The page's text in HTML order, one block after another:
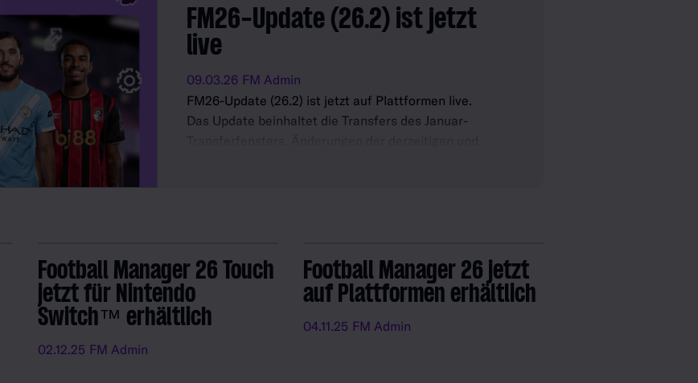
FM26-Update (26.2) ist jetzt
live
09.03.26 FM Admin
FM26-Update (26.2) ist jetzt auf Plattformen live.
Das Update beinhaltet die Transfers des Januar-
Football Manager 26 Touch
jetzt für Nintendo
Switch™ erhältlich
02.12.25 FM Admin
Football Manager 26 jetzt
auf Plattformen erhältlich
04.11.25 FM Admin